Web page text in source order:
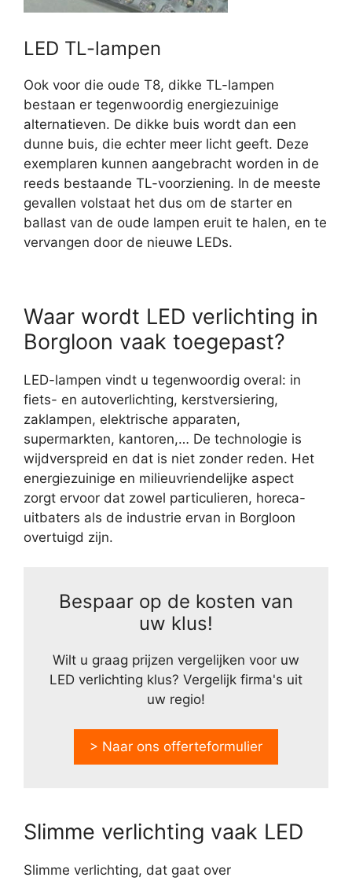
LED TL-lampen
Ook voor die oude T8, dikke TL-lampen
bestaan er tegenwoordig energiezuinige
alternatieven. De dikke buis wordt dan een
dunne buis, die echter meer licht geeft. Deze
exemplaren kunnen aangebracht worden in de
reeds bestaande TL-voorziening. In de meeste
gevallen volstaat het dus om de starter en
ballast van de oude lampen eruit te halen, en te
vervangen door de nieuwe LEDs.
Waar wordt LED verlichting in
Borgloon vaak toegepast?
LED-lampen vindt u tegenwoordig overal: in
fiets- en autoverlichting, kerstversiering,
zaklampen, elektrische apparaten,
supermarkten, kantoren,… De technologie is
wijdverspreid en dat is niet zonder reden. Het
energiezuinige en milieuvriendelijke aspect
zorgt ervoor dat zowel particulieren, horeca-
uitbaters als de industrie ervan in Borgloon
overtuigd zijn.
Bespaar op de kosten van
uw klus!
Wilt u graag prijzen vergelijken voor uw
LED verlichting klus? Vergelijk firma's uit
uw regio!
> Naar ons offerteformulier
Slimme verlichting vaak LED
Slimme verlichting, dat gaat over